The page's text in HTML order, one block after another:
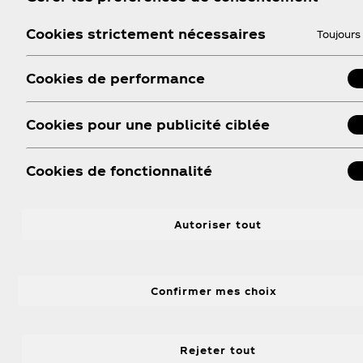
On a
Populaire et vivifiante, Fanta est une boisson
marque la
Cookies strictement nécessaires
Cookies de performance
Cookies pour une publicité ciblée
Cookies de fonctionnalité
Autoriser tout
Rejeter tout
Confirmer mes choix